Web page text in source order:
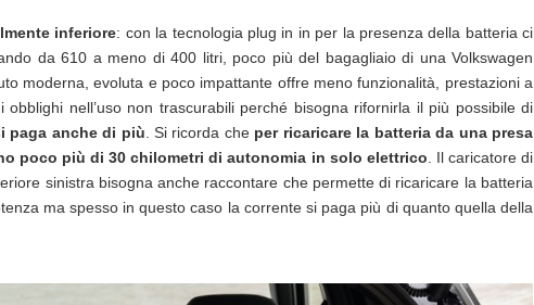
inferiore: con la tecnologia plug in in per la presenza della batteria ci
da 610 a meno di 400 litri, poco più del bagagliaio di una Volkswagen
moderna, evoluta e poco impattante offre meno funzionalità, prestazioni a
nell’uso non trascurabili perché bisogna rifornirla il più possibile di
paga anche di più . Si ricorda che per ricaricare la batteria da una presa
poco più di 30 chilometri di autonomia in solo elettrico . Il caricatore di
sinistra bisogna anche raccontare che permette di ricaricare la batteria
ma spesso in questo caso la corrente si paga più di quanto quella della